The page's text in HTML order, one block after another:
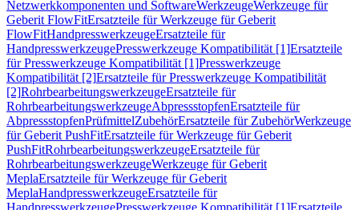
Netzwerkkomponenten und SoftwareWerkzeugeWerkzeuge für
Geberit FlowFitErsatzteile für Werkzeuge für Geberit
FlowFitHandpresswerkzeugeErsatzteile für
HandpresswerkzeugePresswerkzeuge Kompatibilität [1]Ersatzteile
für Presswerkzeuge Kompatibilität [1]Presswerkzeuge
Kompatibilität [2]Ersatzteile für Presswerkzeuge Kompatibilität
[2]RohrbearbeitungswerkzeugeErsatzteile für
RohrbearbeitungswerkzeugeAbpressstopfenErsatzteile für
AbpressstopfenPrüfmittelZubehörErsatzteile für ZubehörWerkzeuge
für Geberit PushFitErsatzteile für Werkzeuge für Geberit
PushFitRohrbearbeitungswerkzeugeErsatzteile für
RohrbearbeitungswerkzeugeWerkzeuge für Geberit
MeplaErsatzteile für Werkzeuge für Geberit
MeplaHandpresswerkzeugeErsatzteile für
HandpresswerkzeugePresswerkzeuge Kompatibilität [1]Ersatzteile